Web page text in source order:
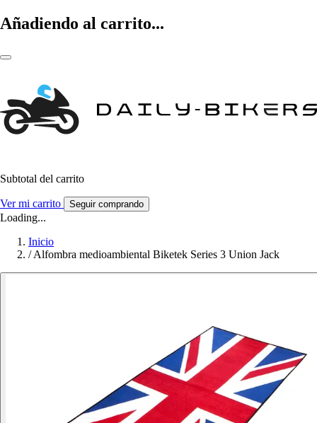
Añadiendo al carrito...
Subtotal del carrito
Ver mi carrito Seguir comprando
Loading...
Inicio
/ Alfombra medioambiental Biketek Series 3 Union Jack